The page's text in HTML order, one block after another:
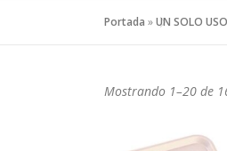
Portada »UN SOLO USO
Mostrando 1–20 de